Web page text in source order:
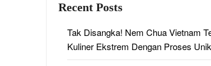
Recent Posts
Tak Disangka! Nem Chua Vietnam
Kuliner Ekstrem Dengan Proses Unik